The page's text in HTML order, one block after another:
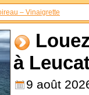
– Vinaigrette
à
9 août